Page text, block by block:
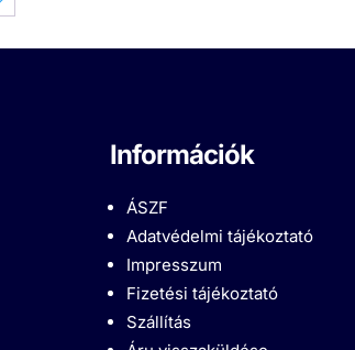
Információk
ÁSZF
Adatvédelmi tájékoztató
Impresszum
Fizetési tájékoztató
Szállítás